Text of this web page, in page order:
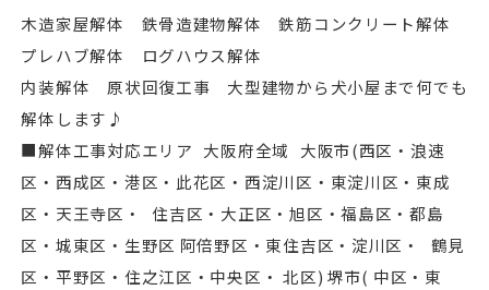
木造家屋解体 鉄骨造建物解体 鉄筋コンクリート解体
プレハブ解体 ログハウス解体
内装解体 原状回復工事 大型建物から犬小屋まで何でも
解体します♪
■解体工事対応エリア 大阪府全域 ⼤阪市(⻄区・浪速
区・⻄成区・港区・此花区・⻄淀川区・東淀川区・東成
区・天王寺区・ 住吉区・⼤正区・旭区・福島区・都島
区・城東区・生野区 阿倍野区・東住吉区・淀川区・ 鶴見
区・平野区・住之江区・中央区・ 北区) 堺市( 中区・東